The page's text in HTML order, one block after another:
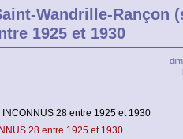
Wandrille-Rançon
1925 et 1930
28 entre 1925 et 1930